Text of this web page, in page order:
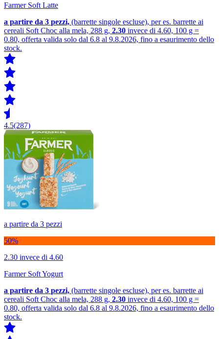
Farmer Soft Latte
a partire da 3 pezzi, (barrette singole escluse), per es. barrette ai
cereali Soft Choc alla mela, 288 g, 2.30 invece di 4.60, 100 g =
0.80, offerta valida solo dal 6.8 al 9.8.2026, fino a esaurimento dello
stock.
4.5(287)
a partire da 3 pezzi
50%
2.30 invece di 4.60
Farmer Soft Yogurt
a partire da 3 pezzi, (barrette singole escluse), per es. barrette ai
cereali Soft Choc alla mela, 288 g, 2.30 invece di 4.60, 100 g =
0.80, offerta valida solo dal 6.8 al 9.8.2026, fino a esaurimento dello
stock.